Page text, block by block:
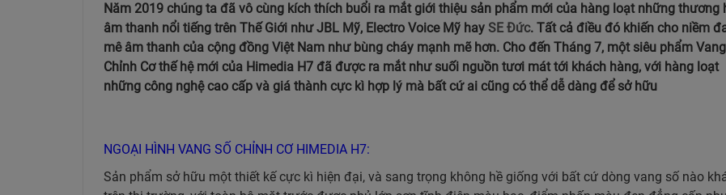
Năm 2019 chúng ta đã vô cùng kích thích buổi ra mắt giới thiệu sản phẩm mới của hàng loạt những thương
âm thanh nổi tiếng trên Thế Giới như JBL Mỹ, Electro Voice Mỹ hay SE Đức. Tất cả điều đó khiến cho niềm
mê âm thanh của cộng đồng Việt Nam như bùng cháy mạnh mẽ hơn. Cho đến Tháng 7, một siêu phẩm
Chỉnh Cơ thế hệ mới của Himedia H7 đã được ra mắt như suối nguồn tươi mát tới khách hàng, với hàng loạt
những công nghệ cao cấp và giá thành cực kì hợp lý mà bất cứ ai cũng có thể dễ dàng để sở hữu
NGOẠI HÌNH VANG SỐ CHỈNH CƠ HIMEDIA H7:
Sản phẩm sở hữu một thiết kế cực kì hiện đại, và sang trọng không hề giống với bất cứ dòng vang số nào